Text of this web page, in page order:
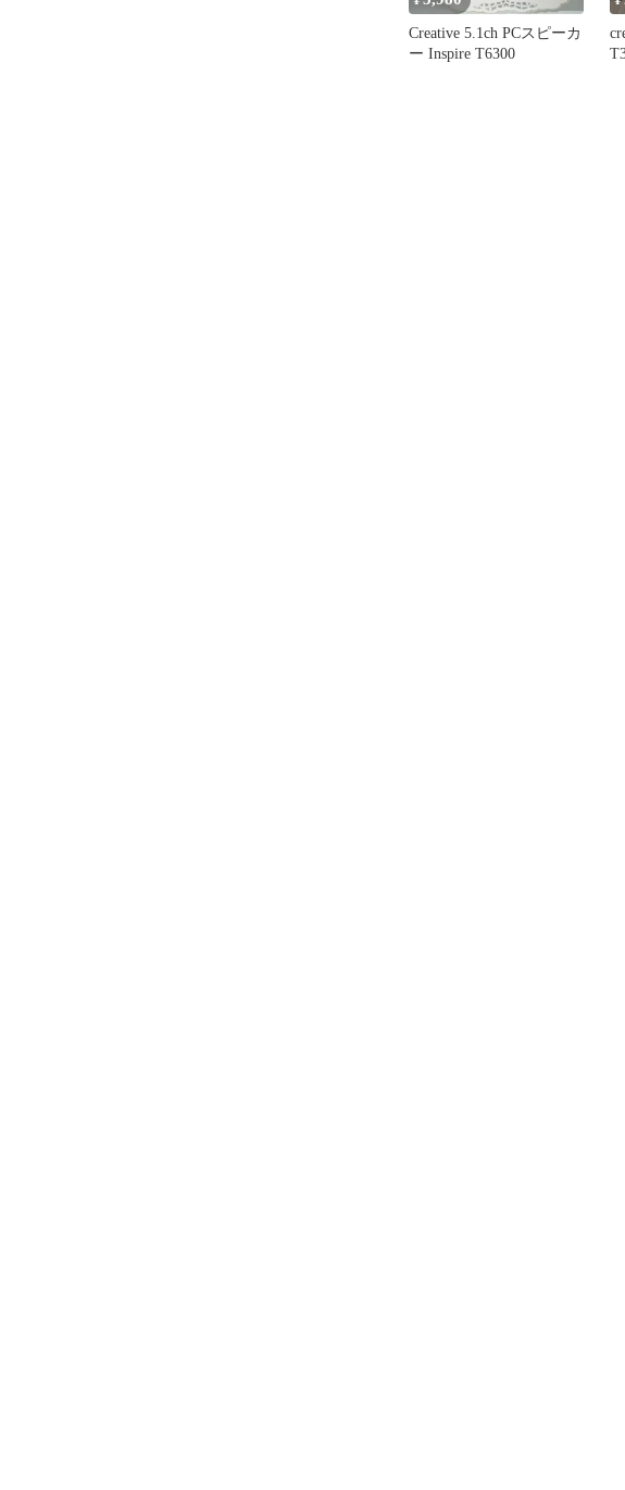
Creative 5.1ch PCスピーカ
ー Inspire T6300